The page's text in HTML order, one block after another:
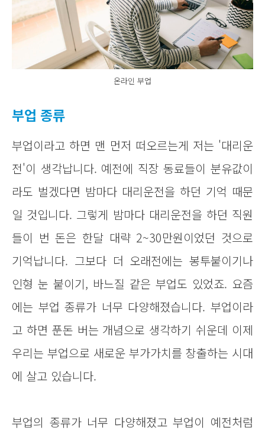
온라인 부업
부업 종류
부업이라고 하면 맨 먼저 떠오르는게 저는 '대리운
전'이 생각납니다. 예전에 직장 동료들이 분유값이
라도 벌겠다면 밤마다 대리운전을 하던 기억 때문
일 것입니다. 그렇게 밤마다 대리운전을 하던 직원
들이 번 돈은 한달 대략 2~30만원이었던 것으로
기억납니다. 그보다 더 오래전에는 봉투붙이기나
인형 눈 붙이기, 바느질 같은 부업도 있었죠. 요즘
에는 부업 종류가 너무 다양해졌습니다. 부업이라
고 하면 푼돈 버는 개념으로 생각하기 쉬운데 이제
우리는 부업으로 새로운 부가가치를 창출하는 시대
에 살고 있습니다.
부업의 종류가 너무 다양해졌고 부업이 예전처럼